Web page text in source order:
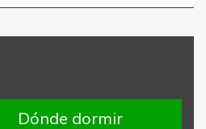
Dónde dormir